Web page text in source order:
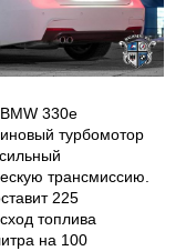
330e
турбомотор
трансмиссию.
225
топлива
на 100